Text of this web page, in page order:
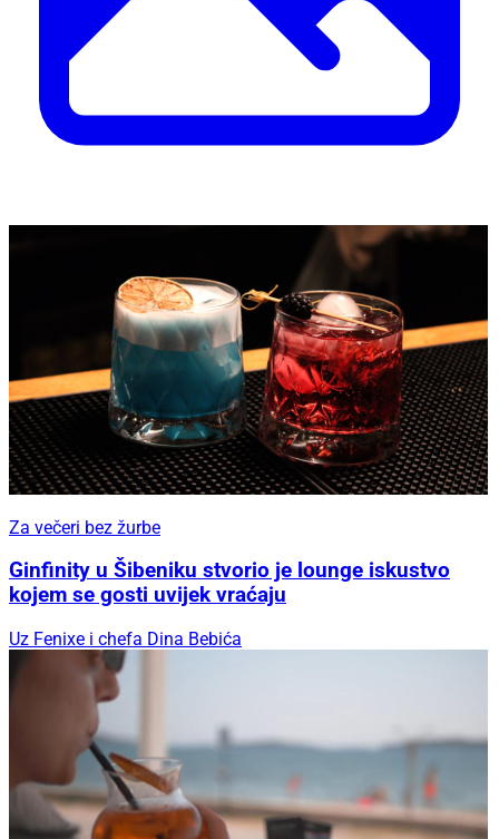
Za večeri bez žurbe
Ginfinity u Šibeniku stvorio je lounge iskustvo
kojem se gosti uvijek vraćaju
Uz Fenixe i chefa Dina Bebića